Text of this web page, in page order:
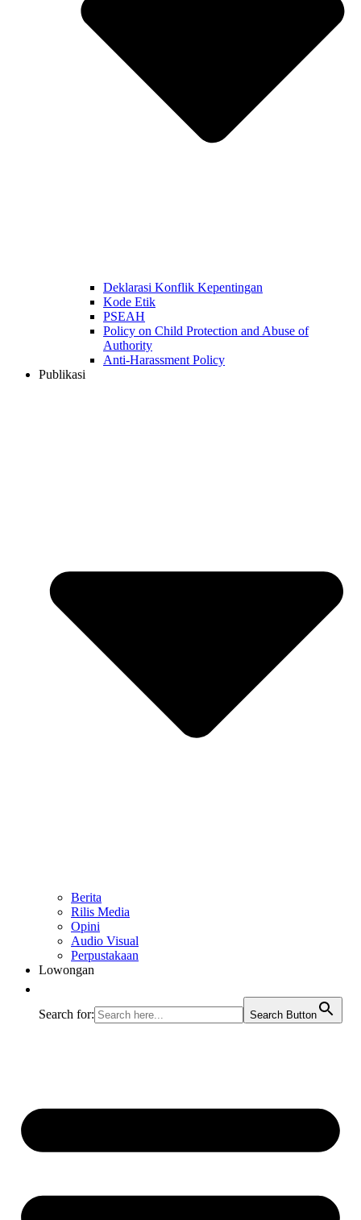
Deklarasi Konflik Kepentingan
Kode Etik
PSEAH
Policy on Child Protection and Abuse of
Authority
Anti-Harassment Policy
Publikasi
Berita
Rilis Media
Opini
Audio Visual
Perpustakaan
Lowongan
Search for: Search Button